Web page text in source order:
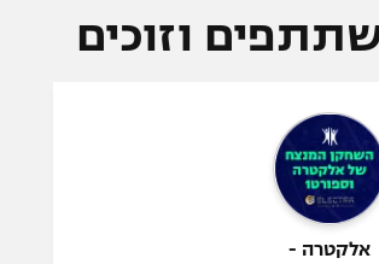
וזוכים
אלקטרה -